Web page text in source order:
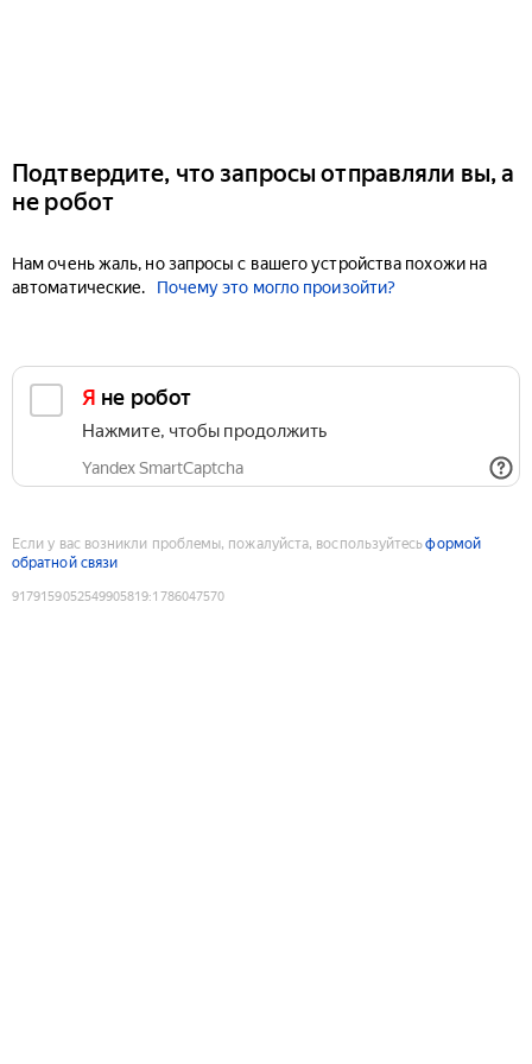
Подтвердите, что запросы отправляли вы, а
не робот
Нам очень жаль, но запросы с вашего устройства похожи на
автоматические.
Почему это могло произойти?
Я не робот
Нажмите, чтобы продолжить
Yandex SmartCaptcha
Если у вас возникли проблемы, пожалуйста, воспользуйтесьформой
обратной связи
9179159052549905819:1786047570